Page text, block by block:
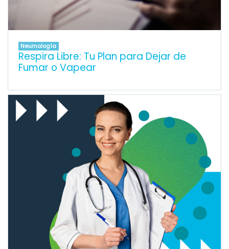
Neumología
Respira Libre: Tu Plan para Dejar de
Fumar o Vapear